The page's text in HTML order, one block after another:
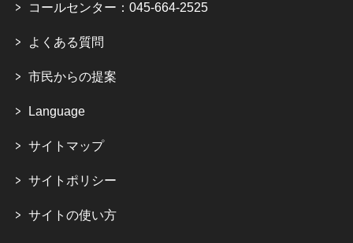
コールセンター：045-664-2525
よくある質問
市民からの提案
Language
サイトマップ
サイトポリシー
サイトの使い方